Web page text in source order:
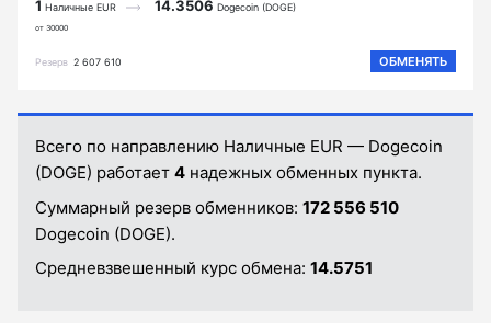
1 Наличные EUR
от 30000
14.3506 Dogecoin (DOGE)
Резерв 2 607 610 ОБМЕНЯТЬ
Всего по направлению Наличные EUR — Dogecoin
(DOGE) работает 4 надежных обменных пункта.
Суммарный резерв обменников: 172 556 510
Dogecoin (DOGE).
Средневзвешенный курс обмена: 14.5751